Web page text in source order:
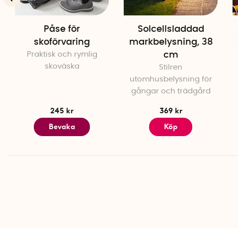
Påse för
skoförvaring
Praktisk och rymlig
skoväska
245 kr
Bevaka
Solcellsladdad
markbelysning, 38
cm
Stilren
utomhusbelysning för
gångar och trädgård
369 kr
Köp